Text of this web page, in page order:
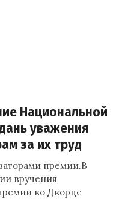
Национальной
уважения
за их труд
премии.В
вручения
во Дворце